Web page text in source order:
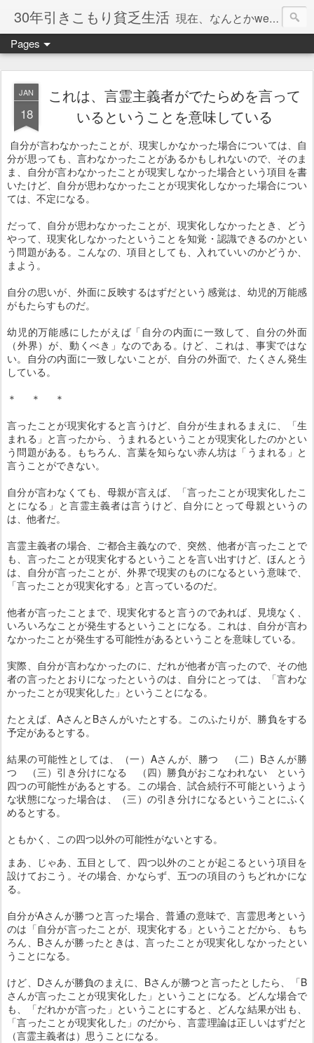
30年引きこもり貧乏生活 現在、なんとかweb系の仕事で食べています。このブログで扱う問題は「この世とはなにか」「人生とはなにか」「人間とはなにか」「強迫神経症の原因と解決法」「うつ病の原因と寄り添う方法」「家族の問題」などについてです。
Pages
JAN
18
これは、言霊主義者がでたらめを言って
いるということを意味している
自分が言わなかったことが、現実しかなかった場合については、自
分が思っても、言わなかったことがあるかもしれないので、そのま
ま、自分が言わなかったことが現実しなかった場合という項目を書
いたけど、自分が思わなかったことが現実化しなかった場合につい
ては、不定になる。
だって、自分が思わなかったことが、現実化しなかったとき、どう
やって、現実化しなかったということを知覚・認識できるのかとい
う問題がある。こんなの、項目としても、入れていいのかどうか、
まよう。
自分の思いが、外面に反映するはずだという感覚は、幼児的万能感
がもたらすものだ。
幼児的万能感にしたがえば「自分の内面に一致して、自分の外面
（外界）が、動くべき」なのである。けど、これは、事実ではな
い。自分の内面に一致しないことが、自分の外面で、たくさん発生
している。
＊ ＊ ＊
言ったことが現実化すると言うけど、自分が生まれるまえに、「生
まれる」と言ったから、うまれるということが現実化したのかとい
う問題がある。もちろん、言葉を知らない赤ん坊は「うまれる」と
言うことができない。
自分が言わなくても、母親が言えば、「言ったことが現実化したこ
とになる」と言霊主義者は言うけど、自分にとって母親というの
は、他者だ。
言霊主義者の場合、ご都合主義なので、突然、他者が言ったことで
も、言ったことが現実化するということを言い出すけど、ほんとう
は、自分が言ったことが、外界で現実のものになるという意味で、
「言ったことが現実化する」と言っているのだ。
他者が言ったことまで、現実化すると言うのであれば、見境なく、
いろいろなことが発生するということになる。これは、自分が言わ
なかったことが発生する可能性があるということを意味している。
実際、自分が言わなかったのに、だれが他者が言ったので、その他
者の言ったとおりになったというのは、自分にとっては、「言わな
かったことが現実化した」ということになる。
たとえば、AさんとBさんがいたとする。このふたりが、勝負をする
予定があるとする。
結果の可能性としては、（一）Aさんが、勝つ （二）Bさんが勝
つ （三）引き分けになる （四）勝負がおこなわれない という
四つの可能性があるとする。この場合、試合続行不可能というよう
な状態になった場合は、（三）の引き分けになるということにふく
めるとする。
ともかく、この四つ以外の可能性がないとする。
まあ、じゃあ、五目として、四つ以外のことが起こるという項目を
設けておこう。その場合、かならず、五つの項目のうちどれかにな
る。
自分がAさんが勝つと言った場合、普通の意味で、言霊思考という
のは「自分が言ったことが、現実化する」ということだから、もち
ろん、Bさんが勝ったときは、言ったことが現実化しなかったとい
うことになる。
けど、Dさんが勝負のまえに、Bさんが勝つと言ったとしたら、「B
さんが言ったことが現実化した」ということになる。どんな場合で
も、「だれかが言った」ということにすると、どんな結果が出も、
「言ったことが現実化した」のだから、言霊理論は正しいはずだと
（言霊主義者は）思うことになる。